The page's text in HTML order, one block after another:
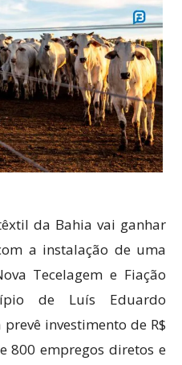
da Bahia vai ganhar
a instalação de uma
Tecelagem e Fiação
de Luís Eduardo
investimento de R$
800 empregos diretos e